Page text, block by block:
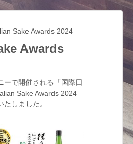
Sake Awards 2024
Awards
ーで開催される「国際日
Sake Awards 2024
しました。